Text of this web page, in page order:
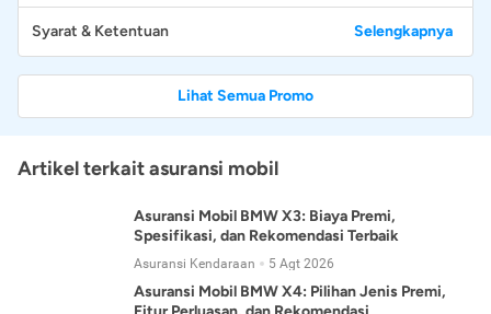
Syarat & Ketentuan Selengkapnya
Lihat Semua Promo
Artikel terkait asuransi mobil
Asuransi Mobil BMW X3: Biaya Premi,
Spesifikasi, dan Rekomendasi Terbaik
Asuransi Kendaraan 5 Agt 2026
Asuransi Mobil BMW X4: Pilihan Jenis Premi,